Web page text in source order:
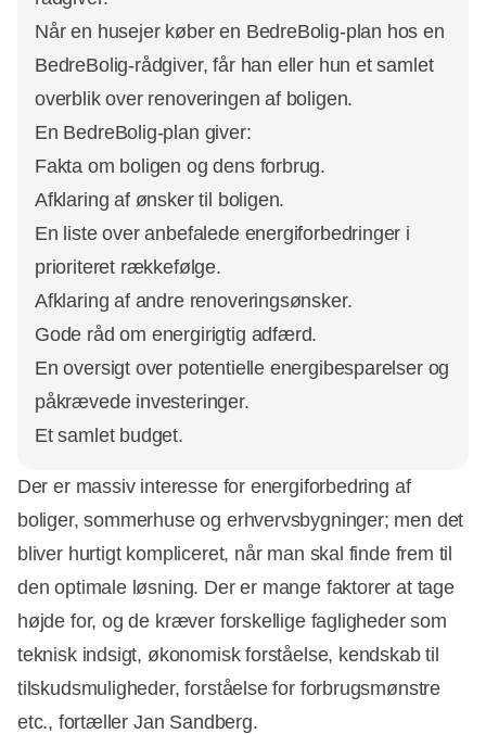
Når en husejer køber en BedreBolig-plan hos en
BedreBolig-rådgiver, får han eller hun et samlet
overblik over renoveringen af boligen.
En BedreBolig-plan giver:
Fakta om boligen og dens forbrug.
Afklaring af ønsker til boligen.
En liste over anbefalede energiforbedringer i
prioriteret rækkefølge.
Afklaring af andre renoveringsønsker.
Gode råd om energirigtig adfærd.
En oversigt over potentielle energibesparelser og
påkrævede investeringer.
Et samlet budget.
Der er massiv interesse for energiforbedring af
boliger, sommerhuse og erhvervsbygninger; men det
bliver hurtigt kompliceret, når man skal finde frem til
den optimale løsning. Der er mange faktorer at tage
højde for, og de kræver forskellige fagligheder som
teknisk indsigt, økonomisk forståelse, kendskab til
tilskudsmuligheder, forståelse for forbrugsmønstre
etc., fortæller Jan Sandberg.